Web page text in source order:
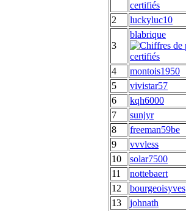
2 luckyluc10
3
blabrique
4
montois1950
5
vivistar57
6
kqh6000
7
sunjyr
8
freeman59be
9
vvvless
10
solar7500
11
nottebaert
12
bourgeoisyves
13
johnath